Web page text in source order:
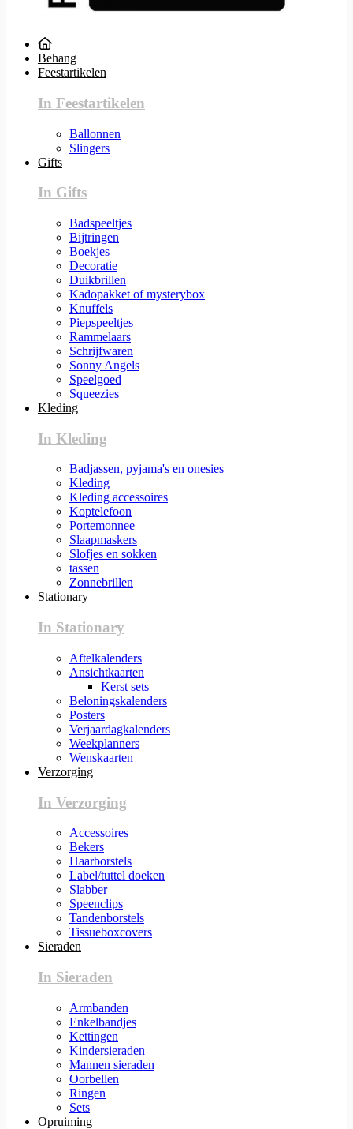
Behang
Feestartikelen
In Feestartikelen
Ballonnen
Slingers
Gifts
In Gifts
Badspeeltjes
Bijtringen
Boekjes
Decoratie
Duikbrillen
Kadopakket of mysterybox
Knuffels
Piepspeeltjes
Rammelaars
Schrijfwaren
Sonny Angels
Speelgoed
Squeezies
Kleding
In Kleding
Badjassen, pyjama's en onesies
Kleding
Kleding accessoires
Koptelefoon
Portemonnee
Slaapmaskers
Slofjes en sokken
tassen
Zonnebrillen
Stationary
In Stationary
Aftelkalenders
Ansichtkaarten
Kerst sets
Beloningskalenders
Posters
Verjaardagkalenders
Weekplanners
Wenskaarten
Verzorging
In Verzorging
Accessoires
Bekers
Haarborstels
Label/tuttel doeken
Slabber
Speenclips
Tandenborstels
Tissueboxcovers
Sieraden
In Sieraden
Armbanden
Enkelbandjes
Kettingen
Kindersieraden
Mannen sieraden
Oorbellen
Ringen
Sets
Opruiming